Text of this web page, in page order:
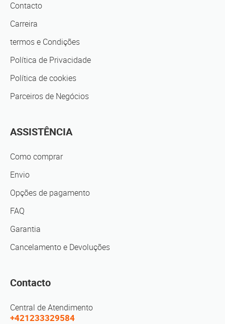
Contacto
Carreira
termos e Condições
Política de Privacidade
Política de cookies
Parceiros de Negócios
ASSISTÊNCIA
Como comprar
Envio
Opções de pagamento
FAQ
Garantia
Cancelamento e Devoluções
Contacto
Central de Atendimento
+421233329584